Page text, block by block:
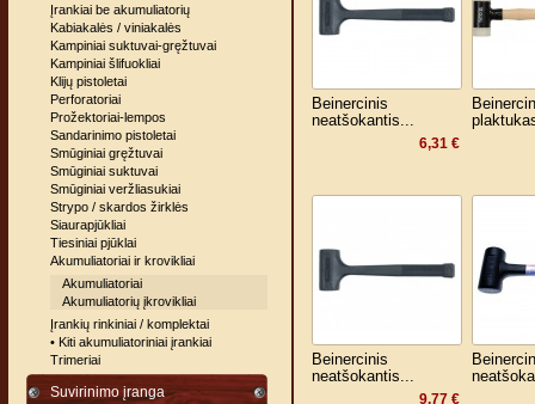
Įrankiai be akumuliatorių
Kabiakalės / viniakalės
Kampiniai suktuvai-gręžtuvai
Kampiniai šlifuokliai
Klijų pistoletai
Perforatoriai
Prožektoriai-lempos
Sandarinimo pistoletai
Smūginiai gręžtuvai
Smūginiai suktuvai
Smūginiai veržliasukiai
Strypo / skardos žirklės
Siaurapjūkliai
Tiesiniai pjūklai
Akumuliatoriai ir krovikliai
Akumuliatoriai
Akumuliatorių įkrovikliai
Įrankių rinkiniai / komplektai
• Kiti akumuliatoriniai įrankiai
Trimeriai
Suvirinimo įranga
Beinercinis
neatšokantis...
6,31 €
Beinercinis
neatšokantis...
9,77 €